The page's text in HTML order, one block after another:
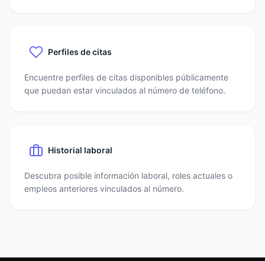
Perfiles de citas
Encuentre perfiles de citas disponibles públicamente
que puedan estar vinculados al número de teléfono.
Historial laboral
Descubra posible información laboral, roles actuales o
empleos anteriores vinculados al número.